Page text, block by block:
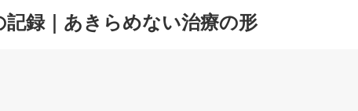
録｜あきらめない治療の形